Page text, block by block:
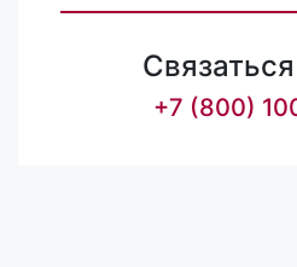
+7 (800)